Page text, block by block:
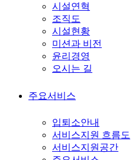
시설연혁
조직도
시설현황
미션과 비전
윤리경영
오시는 길
주요서비스
입퇴소안내
서비스지원 흐름도
서비스지원공간